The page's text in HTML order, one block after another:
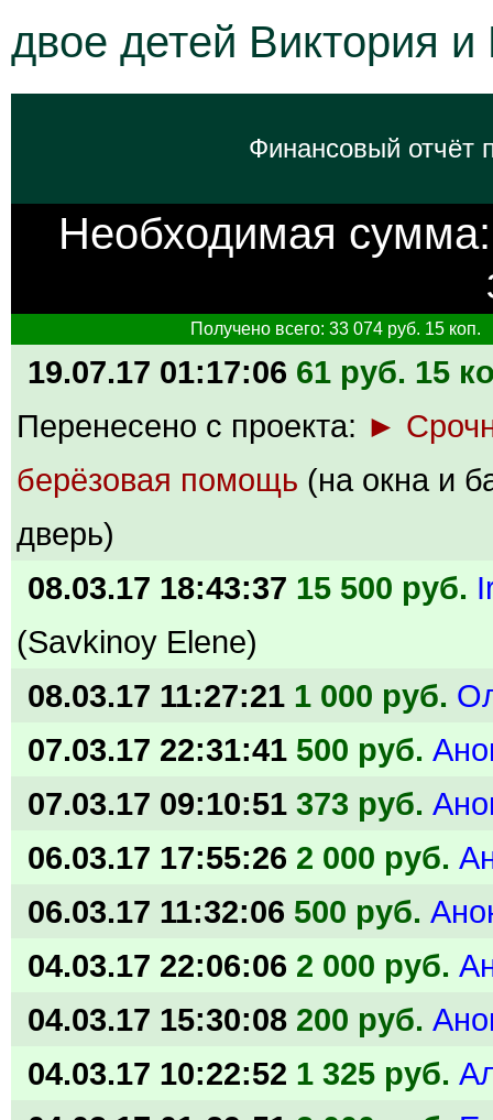
двое детей Виктория
Финансовый отчёт
Необходимая
Получено всего: 33 074 руб. 15 коп.
19.07.17 01:17:06 61 руб. 15
Перенесено с проекта: ►
берёзовая помощь (на окна и
дверь)
08.03.17 18:43:37 15 500 руб.
(Savkinoy Elene)
08.03.17 11:27:21 1 000 руб.
07.03.17 22:31:41 500 руб.
07.03.17 09:10:51 373 руб.
06.03.17 17:55:26 2 000 руб.
06.03.17 11:32:06 500 руб.
04.03.17 22:06:06 2 000 руб.
04.03.17 15:30:08 200 руб.
04.03.17 10:22:52 1 325 руб.